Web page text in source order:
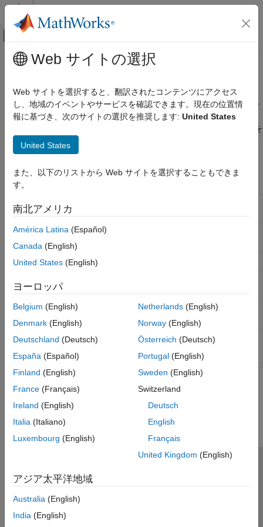
コンテンツへスキップ
オフキャンバス ナビゲーション メ
ドキュメンテーションのホーム
Simscape Electrical
Electrical ブロック ライブラリ
カテゴリ
基本
線路
熱
メインコンテンツ
RLC Assemblies
抵抗、インダクタンス、および静電容量回路、Y 結線負荷、デル
タ結線負荷
RLC 回路を使用して、抵抗、インダクタンス、および静電容量を
モデル化します。Y 構成とデルタ構成を使用して、等価の負荷を
維持します。
Simscape ブロック
Delta-Connected
Load
Delta-Connected
Variable Load
RLC (Three-Phase)
Load
Wye-Connected
Variable Load
Three-phase variable load wired in
wye configuration
Wye-Connected
(lagging)
Three-phase variable, lagging load
この情報は役に立ちましたか？
Web サイトの選択
Web サイトを選択すると、翻訳されたコンテンツにアクセス
し、地域のイベントやサービスを確認できます。現在の位置情
報に基づき、次のサイトの選択を推奨します: United States
United States
また、以下のリストから Web サイトを選択することもできま
す。
南北アメリカ
América Latina (Español)
Canada (English)
United States (English)
ヨーロッパ
Belgium (English)
Denmark (English)
Deutschland (Deutsch)
España (Español)
Finland (English)
France (Français)
Ireland (English)
Italia (Italiano)
Luxembourg (English)
Netherlands(English)
Norway(English)
Österreich (Deutsch)
Portugal(English)
Sweden (English)
Switzerland
Deutsch
English
Français
United Kingdom (English)
アジア太平洋地域
Australia (English)
India (English)
違法コピー防止
アプリケーション ステータス
お問い合わせ
© 1994-2026 The MathWorks, Inc.